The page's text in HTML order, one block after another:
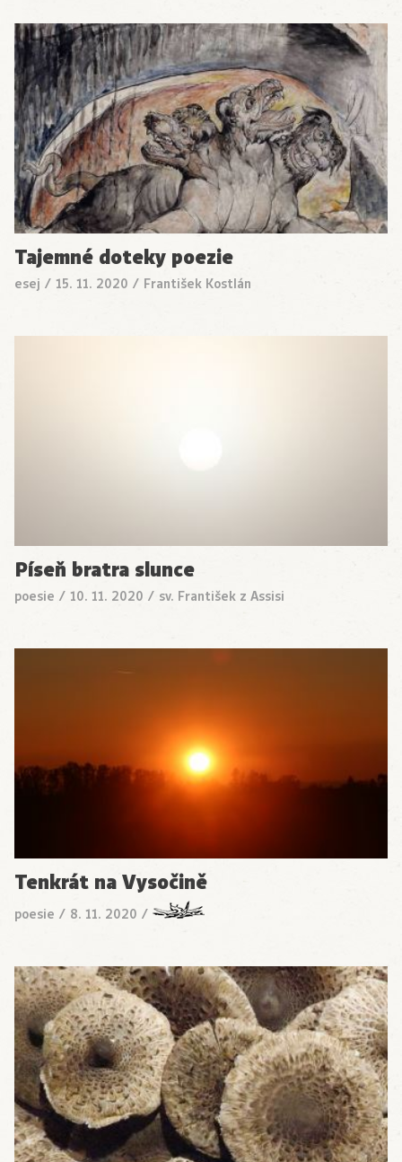
Tajemné doteky poezie
esej / 15. 11. 2020 / František Kostlán
Píseň bratra slunce
poesie / 10. 11. 2020 / sv. František z Assisi
Tenkrát na Vysočině
poesie / 8. 11. 2020 /